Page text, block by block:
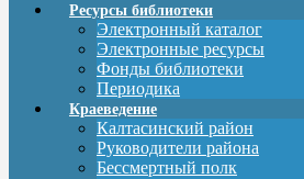
Ресурсы библиотеки
Электронный каталог
Электронные ресурсы
Фонды библиотеки
Периодика
Краеведение
Калтасинский район
Руководители района
Бессмертный полк